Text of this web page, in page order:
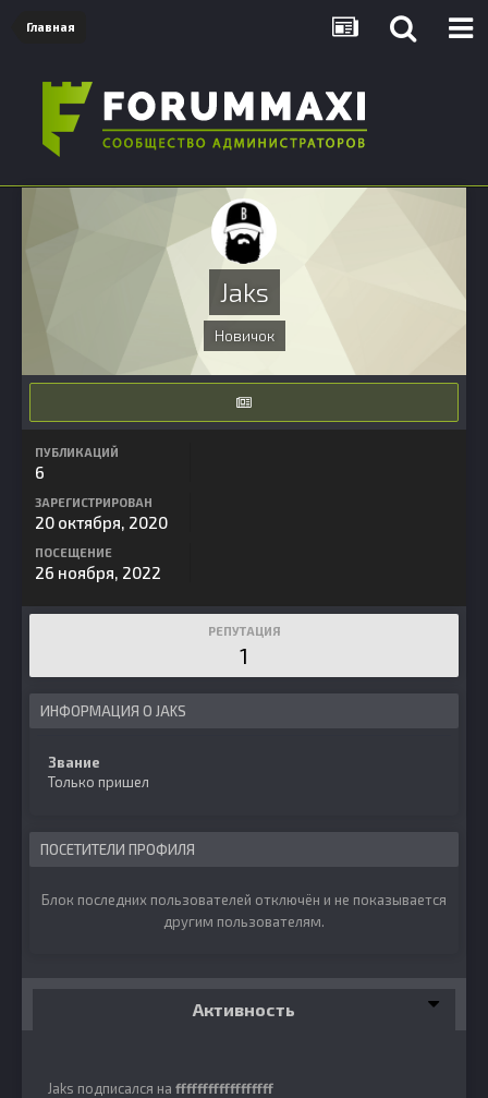
Главная
Jaks
Новичок
ПУБЛИКАЦИЙ
6
ЗАРЕГИСТРИРОВАН
20 октября, 2020
ПОСЕЩЕНИЕ
26 ноября, 2022
РЕПУТАЦИЯ
1
ИНФОРМАЦИЯ О JAKS
Звание
Только пришел
ПОСЕТИТЕЛИ ПРОФИЛЯ
Блок последних пользователей отключён и не показывается
другим пользователям.
Активность
Jaks подписался на ffffffffffffffffff